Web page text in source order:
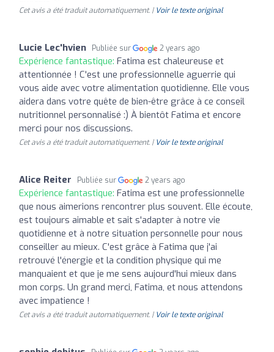
Cet avis a été traduit automatiquement. | Voir le texte original
Lucie Lec'hvien Publiée sur 2 years ago
Expérience fantastique: Fatima est chaleureuse et
attentionnée ! C'est une professionnelle aguerrie qui
vous aide avec votre alimentation quotidienne. Elle vous
aidera dans votre quête de bien-être grâce à ce conseil
nutritionnel personnalisé :) À bientôt Fatima et encore
merci pour nos discussions.
Cet avis a été traduit automatiquement. | Voir le texte original
Alice Reiter Publiée sur 2 years ago
Expérience fantastique: Fatima est une professionnelle
que nous aimerions rencontrer plus souvent. Elle écoute,
est toujours aimable et sait s'adapter à notre vie
quotidienne et à notre situation personnelle pour nous
conseiller au mieux. C'est grâce à Fatima que j'ai
retrouvé l'énergie et la condition physique qui me
manquaient et que je me sens aujourd'hui mieux dans
mon corps. Un grand merci, Fatima, et nous attendons
avec impatience !
Cet avis a été traduit automatiquement. | Voir le texte original